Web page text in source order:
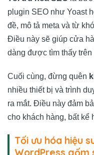
plugin SEO như Yoast
đề, mô tả meta và từ
Điều này sẽ giúp cửa
dàng được tìm thấy trên
Cuối cùng, đừng quên
nhiều thiết bị và trình
ra mắt. Điều này đảm
cho khách hàng, bất kể
Tối ưu hóa hiệu